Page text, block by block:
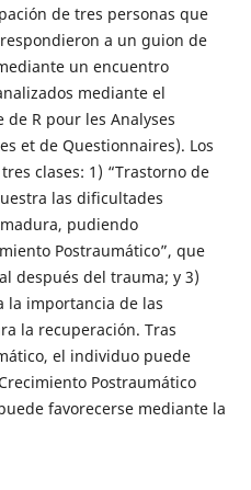
de tres personas que
a un guion de
un encuentro
mediante el
R pour les Analyses
et de Questionnaires). Los
clases: 1) “Trastorno de
las dificultades
pudiendo
Postraumático”, que
después del trauma; y 3)
la importancia de las
la recuperación. Tras
el individuo puede
Postraumático
favorecerse mediante la